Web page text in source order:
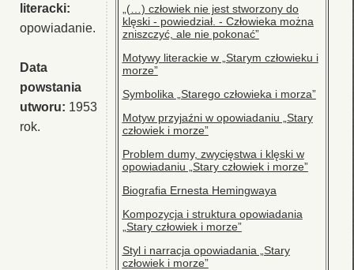
„(…) człowiek nie jest stworzony do
klęski - powiedział. - Człowieka można
zniszczyć, ale nie pokonać”
Motywy literackie w „Starym człowieku i
morze”
Symbolika „Starego człowieka i morza”
Motyw przyjaźni w opowiadaniu „Stary
człowiek i morze”
Problem dumy, zwycięstwa i klęski w
opowiadaniu „Stary człowiek i morze”
Biografia Ernesta Hemingwaya
Kompozycja i struktura opowiadania
„Stary człowiek i morze”
Styl i narracja opowiadania „Stary
człowiek i morze”
literacki:
opowiadanie.
Data
powstania
utworu: 1953
rok.